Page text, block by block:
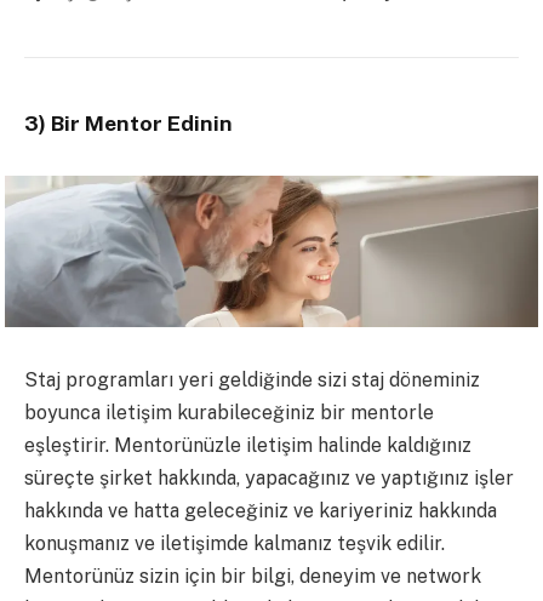
3) Bir Mentor Edinin
Staj programları yeri geldiğinde sizi staj döneminiz
boyunca iletişim kurabileceğiniz bir mentorle
eşleştirir. Mentorünüzle iletişim halinde kaldığınız
süreçte şirket hakkında, yapacağınız ve yaptığınız işler
hakkında ve hatta geleceğiniz ve kariyeriniz hakkında
konuşmanız ve iletişimde kalmanız teşvik edilir.
Mentorünüz sizin için bir bilgi, deneyim ve network